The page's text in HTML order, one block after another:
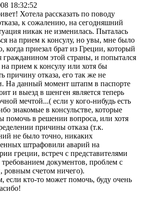
18:32:52
Хотела рассказать по поводу
к сожалению, на сегодняшний
никак не изменилась. Пыталась
на прием к консулу, но увы, мне было
когда приезал брат из Греции, который
гражданином этой страны, и попытался
на прием к консулу или хотя бы
причину отказа, его так же не
На данный момент штапм в паспорте
и выезд в шенген является теперь
мечтой...( если у кого-нибудь есть
знакомые в консульстве, которые
помочь в решении вопроса, или хотя
причины отказа (т.к.
не было точно, никаких
штрафовили аварий на
греции, встреч с представителями
требованием документов, проблем с
ровным счетом ничего).
если кто-то может помочь, буду очень